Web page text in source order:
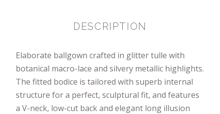
DESCRIPTION
Elaborate ballgown crafted in glitter tulle with
botanical macro-lace and silvery metallic highlights.
The fitted bodice is tailored with superb internal
structure for a perfect, sculptural fit, and features
a V-neck, low-cut back and elegant long illusion